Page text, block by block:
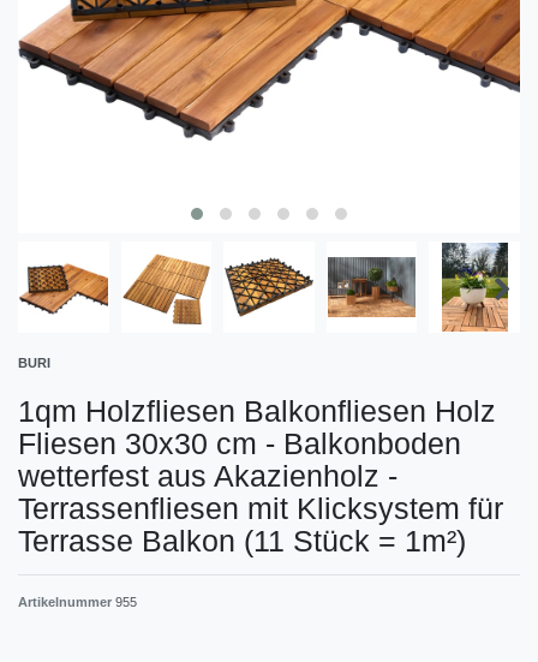
BURI
1qm Holzfliesen Balkonfliesen Holz
Fliesen 30x30 cm - Balkonboden
wetterfest aus Akazienholz -
Terrassenfliesen mit Klicksystem für
Terrasse Balkon (11 Stück = 1m²)
Artikelnummer 955